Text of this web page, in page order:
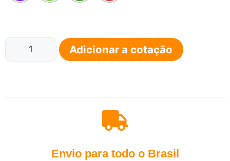
Adicionar a cotação
Envio para todo o Brasil